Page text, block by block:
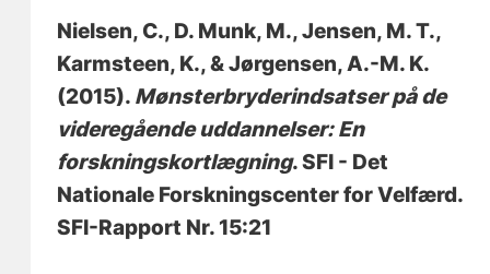
Nielsen, C., D. Munk, M., Jensen, M. T.,
Karmsteen, K., & Jørgensen, A.-M. K.
(2015). Mønsterbryderindsatser på de
videregående uddannelser: En
forskningskortlægning. SFI - Det
Nationale Forskningscenter for Velfærd.
SFI-Rapport Nr. 15:21